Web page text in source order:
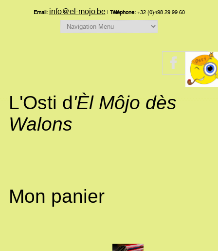
Email: info@el-mojo.be| Téléphone:+32 (0)498 29 99 60
L'Osti d'Èl Môjo dès
Walons
Mon panier